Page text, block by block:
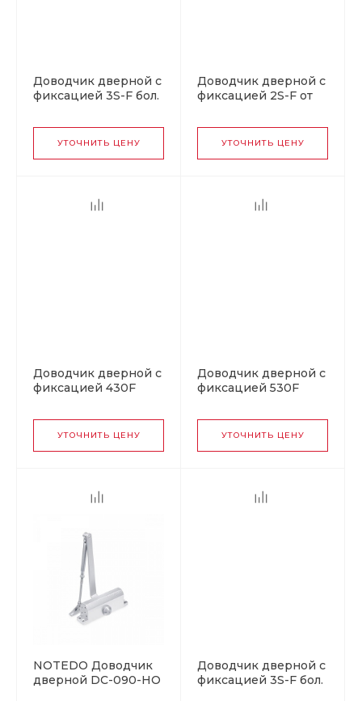
Доводчик дверной с
фиксацией 3S-F бол.
коричневый
УТОЧНИТЬ ЦЕНУ
Доводчик дверной с
фиксацией 2S-F от
УТОЧНИТЬ ЦЕНУ
Доводчик дверной с
фиксацией 430F
кг серый
УТОЧНИТЬ ЦЕНУ
Доводчик дверной с
фиксацией 530F
до 90 кг белый
УТОЧНИТЬ ЦЕНУ
NOTEDO Доводчик
дверной DC-090-НО
Доводчик дверной с
фиксацией 3S-F бол.